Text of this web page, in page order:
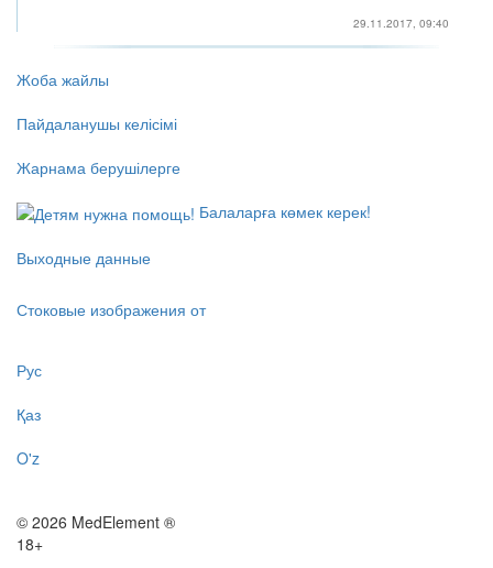
29.11.2017, 09:40
Жоба жайлы
Пайдаланушы келісімі
Жарнама берушілерге
Балаларға көмек керек!
Выходные данные
Стоковые изображения от
Рус
Қаз
O'z
© 2026 MedElement ®
18+